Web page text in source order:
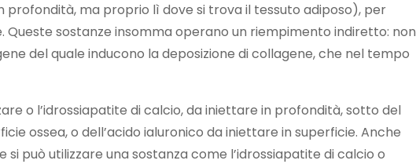
profondità, ma proprio lì dove si trova il tessuto adiposo), per
Queste sostanze insomma operano un riempimento indiretto: non
del quale inducono la deposizione di collagene, che nel tempo
o l’idrossiapatite di calcio, da iniettare in profondità, sotto del
ossea, o dell’acido ialuronico da iniettare in superficie. Anche
può utilizzare una sostanza come l’idrossiapatite di calcio o